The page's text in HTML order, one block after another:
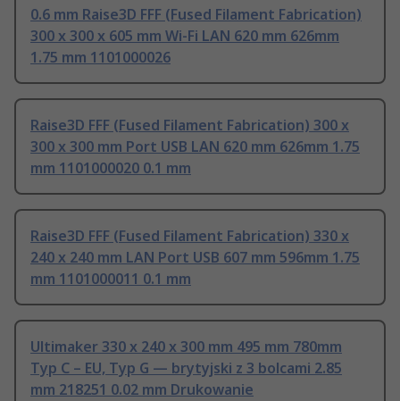
0.6 mm Raise3D FFF (Fused Filament Fabrication)
300 x 300 x 605 mm Wi-Fi LAN 620 mm 626mm
1.75 mm 1101000026
Raise3D FFF (Fused Filament Fabrication) 300 x
300 x 300 mm Port USB LAN 620 mm 626mm 1.75
mm 1101000020 0.1 mm
Raise3D FFF (Fused Filament Fabrication) 330 x
240 x 240 mm LAN Port USB 607 mm 596mm 1.75
mm 1101000011 0.1 mm
Ultimaker 330 x 240 x 300 mm 495 mm 780mm
Typ C – EU, Typ G — brytyjski z 3 bolcami 2.85
mm 218251 0.02 mm Drukowanie